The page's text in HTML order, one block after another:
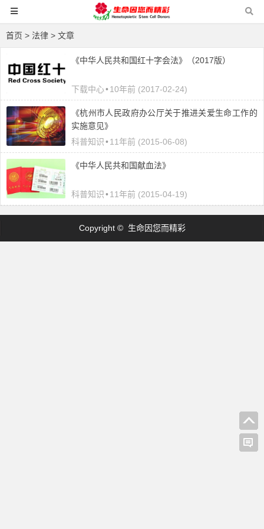
首页 > 法律 > 文章
《中华人民共和国红十字会法》（2017版）
下载中心•10年前 (2017-02-24)
《杭州市人民政府办公厅关于推进关爱生命工作的
实施意见》
科普知识•11年前 (2015-06-08)
《中华人民共和国献血法》
科普知识•11年前 (2015-04-19)
Copyright © 生命因您而精彩